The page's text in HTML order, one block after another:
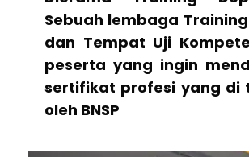
Sebuah lembaga
dan Tempat Uji
peserta yang ingin
sertifikat profesi yang di
oleh BNSP